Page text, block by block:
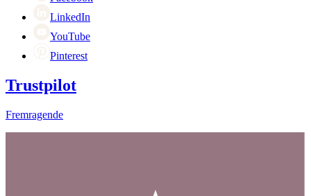
LinkedIn
YouTube
Pinterest
Trustpilot
Fremragende